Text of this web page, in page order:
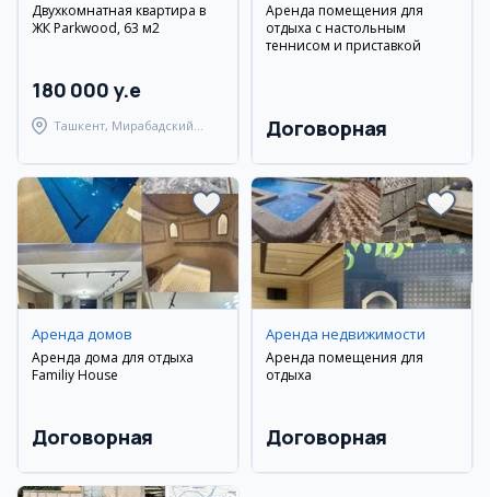
Двухкомнатная квартира в
ЖК Parkwood, 63 м2
180 000 y.e
Ташкент, Мирабадский
Аренда помещения для
отдыха с настольным
теннисом и приставкой
Договорная
Аренда домов
Аренда дома для отдыха
Familiy House
Договорная
Аренда недвижимости
Аренда помещения для
отдыха
Договорная